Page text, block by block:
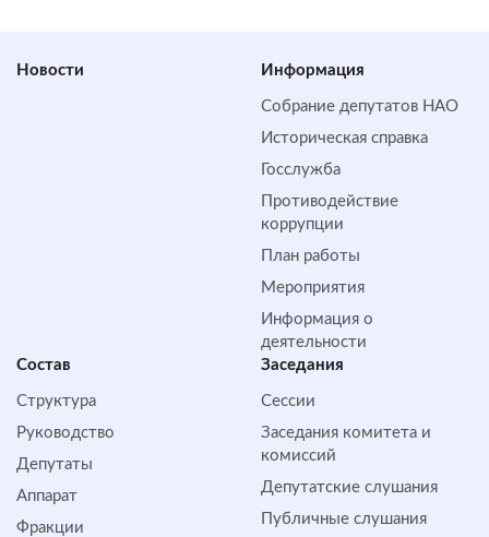
Новости Информация
Собрание депутатов НАО
Историческая справка
Госслужба
Противодействие
коррупции
План работы
Мероприятия
Информация о
деятельности
Состав
Структура
Руководство
Депутаты
Аппарат
Фракции
Заседания
Сессии
Заседания комитета и
комиссий
Депутатские слушания
Публичные слушания